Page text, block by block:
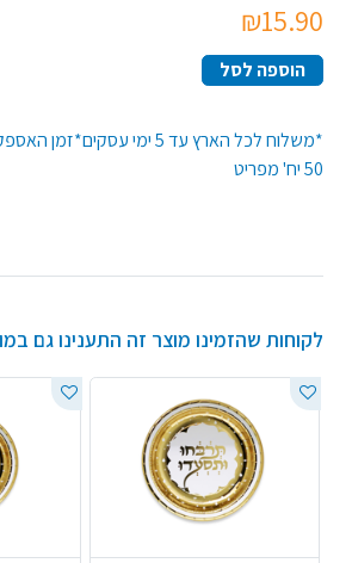
₪15.90
הוספה לסל
*משלוח לכל הארץ עד 5 ימי
50 יח' מפריט
לקוחות שהזמינו מוצר זה התענינו גם